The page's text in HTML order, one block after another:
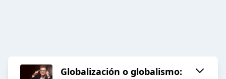
Globalización o globalismo: